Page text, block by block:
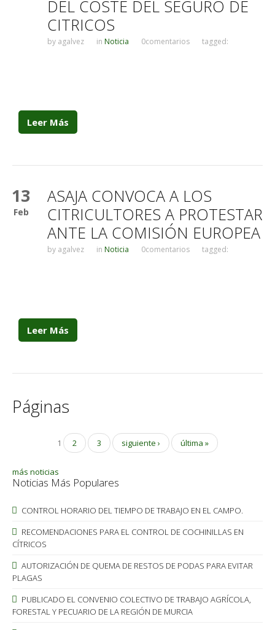
DEL COSTE DEL SEGURO DE
CITRICOS
by agalvez in Noticia 0comentarios tagged:
Leer Más
13
Feb
ASAJA CONVOCA A LOS
CITRICULTORES A PROTESTAR
ANTE LA COMISIÓN EUROPEA
by agalvez in Noticia 0comentarios tagged:
Leer Más
Páginas
1 2 3 siguiente › última »
más noticias
Noticias Más Populares
CONTROL HORARIO DEL TIEMPO DE TRABAJO EN EL CAMPO.
RECOMENDACIONES PARA EL CONTROL DE COCHINILLAS EN
CÍTRICOS
AUTORIZACIÓN DE QUEMA DE RESTOS DE PODAS PARA EVITAR
PLAGAS
PUBLICADO EL CONVENIO COLECTIVO DE TRABAJO AGRÍCOLA,
FORESTAL Y PECUARIO DE LA REGIÓN DE MURCIA